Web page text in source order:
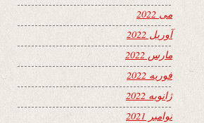
می 2022
آوریل 2022
مارس 2022
فوریه 2022
ژانویه 2022
نوامبر 2021